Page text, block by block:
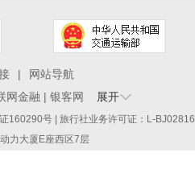
|
网站导航
网金融 | 银客网 展开
号 | 旅行社业务许可证：L-BJ02816
力大厦E座西区7层